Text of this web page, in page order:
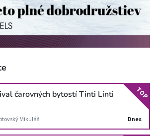
čarovných bytostí Tinti Linti
Mikuláš Dnes
TOP